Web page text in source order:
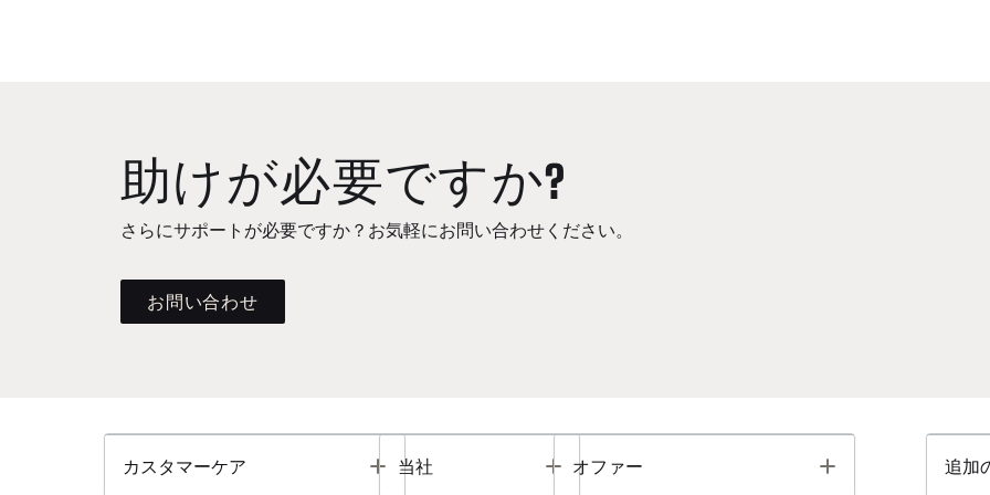
助けが必要ですか?
さらにサポートが必要ですか？お気軽にお問い合わせください。
お問い合わせ
カスタマーケア Toggle
当社 Toggle
オファー Toggle 追加